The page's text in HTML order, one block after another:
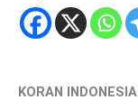
KORAN INDONESIA